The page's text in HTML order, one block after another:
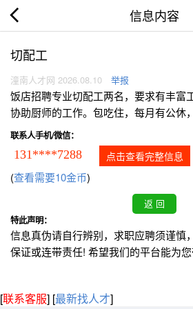
信息内容
切配工
潼南人才网 2026.08.10 举报
饭店招聘专业切配工两名，要求有丰富
协助厨师的工作。包吃住，每月有公休
联系人手机/微信：
131****7288 点击查看完整信息
(查看需要10金币)
特此声明：
信息真伪请自行辨别，求职应聘须谨慎
保证或连带责任! 希望我们的平台能为您
[联系客服] [最新找人才]